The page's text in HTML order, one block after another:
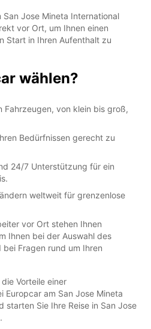
Jose Mineta International
vor Ort, um Ihnen einen
Start in Ihren Aufenthalt zu
wählen?
Fahrzeugen, von klein bis groß,
Bedürfnissen gerecht zu
24/7 Unterstützung für ein
weltweit für grenzenlose
vor Ort stehen Ihnen
Ihnen bei der Auswahl des
Fragen rund um Ihren
Vorteile einer
Europcar am San Jose Mineta
starten Sie Ihre Reise in San Jose